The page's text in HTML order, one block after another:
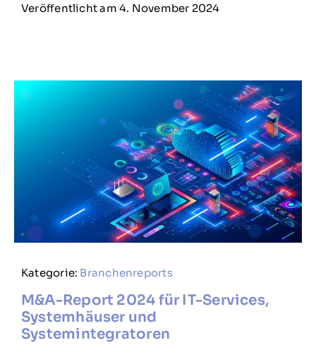
Veröffentlicht am 4. November 2024
Kategorie: Branchenreports
M&A-Report 2024 für IT-Services,
Systemhäuser und
Systemintegratoren